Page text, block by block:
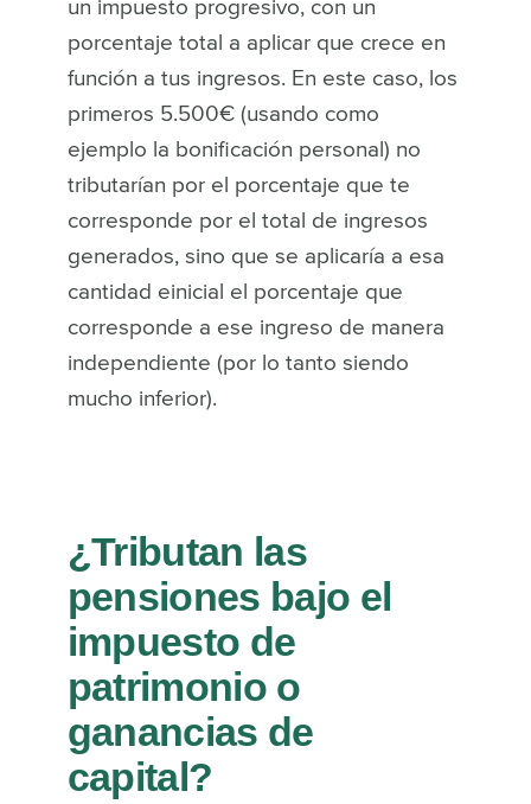
un impuesto progresivo, con un
porcentaje total a aplicar que crece en
función a tus ingresos. En este caso, los
primeros 5.500€ (usando como
ejemplo la bonificación personal) no
tributarían por el porcentaje que te
corresponde por el total de ingresos
generados, sino que se aplicaría a esa
cantidad einicial el porcentaje que
corresponde a ese ingreso de manera
independiente (por lo tanto siendo
mucho inferior).
¿Tributan las
pensiones bajo el
impuesto de
patrimonio o
ganancias de
capital?